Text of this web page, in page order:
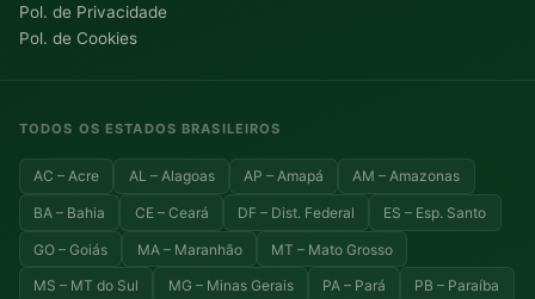
Pol. de Privacidade
Pol. de Cookies
TODOS OS ESTADOS BRASILEIROS
AC – Acre AL – Alagoas AP – Amapá AM – Amazonas
BA – Bahia CE – Ceará DF – Dist. Federal ES – Esp. Santo
GO – Goiás MA – Maranhão MT – Mato Grosso
MS – MT do Sul MG – Minas Gerais PA – Pará PB – Paraíba